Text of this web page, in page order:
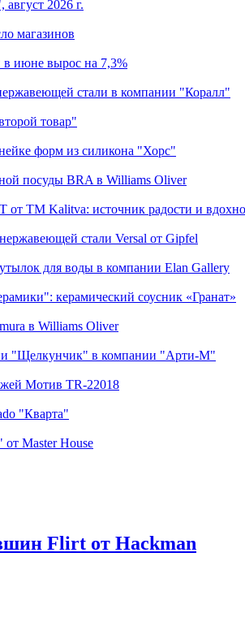
2026 г.
магазинов
в июне вырос на 7,3%
стали в компании "Коралл"
товар"
форм из силикона "Хорс"
посуды BRA в Williams Oliver
ТМ Kalitva: источник радости и
стали Versal от Gipfel
для воды в компании Elan Gallery
керамический соусник «Гранат»
в Williams Oliver
"Щелкунчик" в компании "Арти-М"
Мотив TR-22018
"Кварта"
Master House
Flirt от Hackman